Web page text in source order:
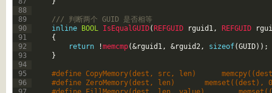
88
89
90
91
92
93
94
95
96
/// 判断两个 GUID 是否相等
inline
BOOL IsEqualGUID( REFGUID rguid1, REFGUID
{
return
!memcmp(&rguid1, &rguid2, sizeof(GUID) ) ;
}
#define CopyMemory(dest, src, len)
#define ZeroMemory(dest, len)